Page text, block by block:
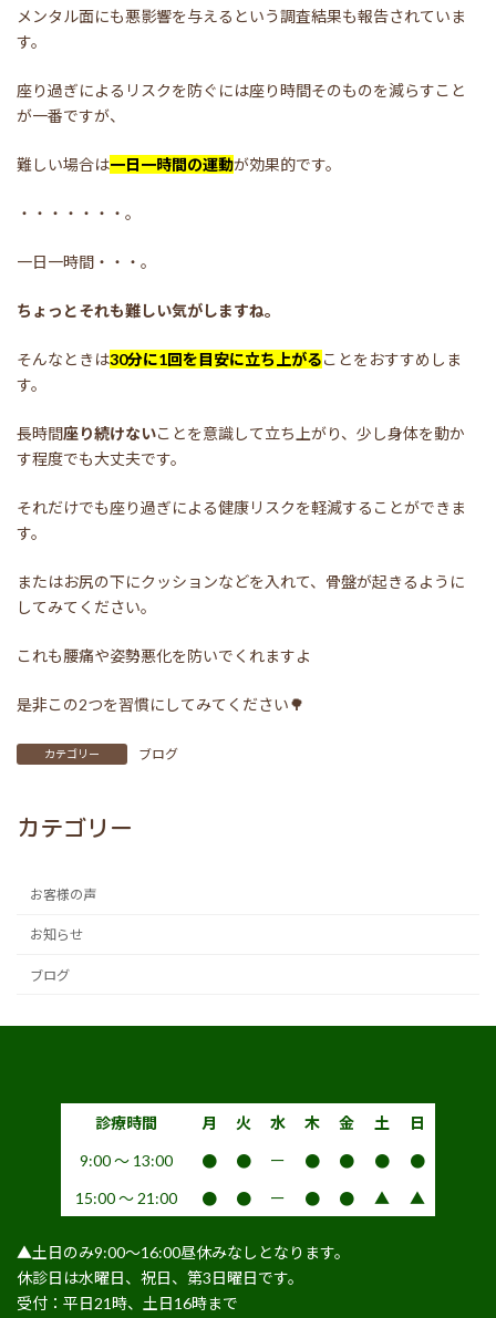
メンタル面にも悪影響を与えるという調査結果も報告されていま
す。
座り過ぎによるリスクを防ぐには座り時間そのものを減らすこと
が一番ですが、
難しい場合は一日一時間の運動が効果的です。
・・・・・・・。
一日一時間・・・。
ちょっとそれも難しい気がしますね。
そんなときは30分に1回を目安に立ち上がることをおすすめしま
す。
長時間座り続けないことを意識して立ち上がり、少し身体を動か
す程度でも大丈夫です。
それだけでも座り過ぎによる健康リスクを軽減することができま
す。
またはお尻の下にクッションなどを入れて、骨盤が起きるように
してみてください。
これも腰痛や姿勢悪化を防いでくれますよ
是非この2つを習慣にしてみてください🌳
カテゴリー ブログ
カテゴリー
お客様の声
お知らせ
ブログ
診療時間 月 火 水 木 金 土
日
9:00 〜 13:00
● ● ー ● ● ●
●
15:00 〜 21:00
● ● ー ● ● ▲ ▲
▲土日のみ9:00〜16:00昼休みなしとなります。
休診日は水曜日、祝日、第3日曜日です。
受付：平日21時、土日16時まで